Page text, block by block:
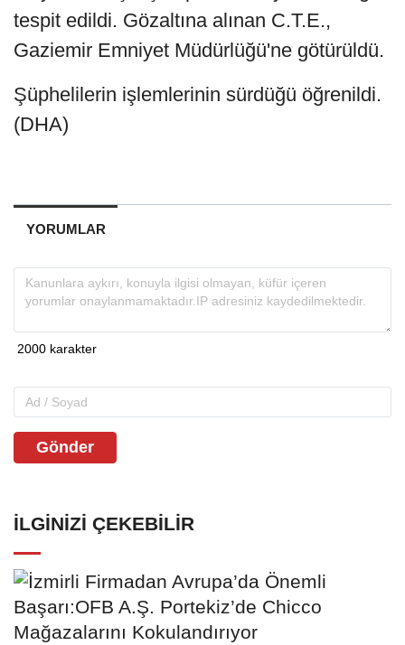
tespit edildi. Gözaltına alınan C.T.E.,
Gaziemir Emniyet Müdürlüğü'ne götürüldü.
Şüphelilerin işlemlerinin sürdüğü öğrenildi.
(DHA)
YORUMLAR
Gönder
İLGINIZI ÇEKEBILIR